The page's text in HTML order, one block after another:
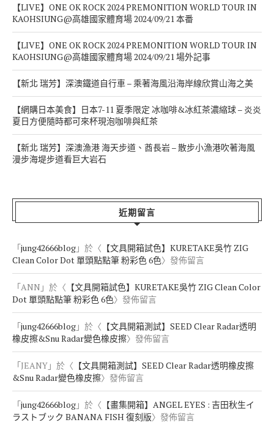
【LIVE】ONE OK ROCK 2024 PREMONITION WORLD TOUR IN
KAOHSIUNG@高雄國家體育場 2024/09/21 本番
【LIVE】ONE OK ROCK 2024 PREMONITION WORLD TOUR IN
KAOHSIUNG@高雄國家體育場 2024/09/21 場外記事
【新北 瑞芳】深澳鐵道自行車 – 乘著海風沿海岸線欣賞山海之美
【網購日本美食】日本7-11 夏季限定 冰咖啡&冰紅茶濃縮球 – 炎炎
夏日方便隨時都可來杯現泡咖啡與紅茶
【新北 瑞芳】深澳漁港 海天步道、酋長岩 – 散步小漁港吹著海風
漫步海堤步道看巨大岩石
近期留言
「jung42666blog 」於〈 【文具開箱試色】KURETAKE吳竹 ZIG
Clean Color Dot 單頭點點筆 粉彩色 6色〉發佈留言
「ANN 」於〈 【文具開箱試色】KURETAKE吳竹 ZIG Clean Color
Dot 單頭點點筆 粉彩色 6色〉發佈留言
「jung42666blog 」於〈 【文具開箱測試】SEED Clear Radar透明
橡皮擦&Snu Radar變色橡皮擦〉發佈留言
「JEANY 」於〈 【文具開箱測試】SEED Clear Radar透明橡皮擦
&Snu Radar變色橡皮擦〉發佈留言
「jung42666blog 」於〈 【畫集開箱】ANGEL EYES : 吉田秋生イ
ラストブック BANANA FISH 復刻版〉發佈留言